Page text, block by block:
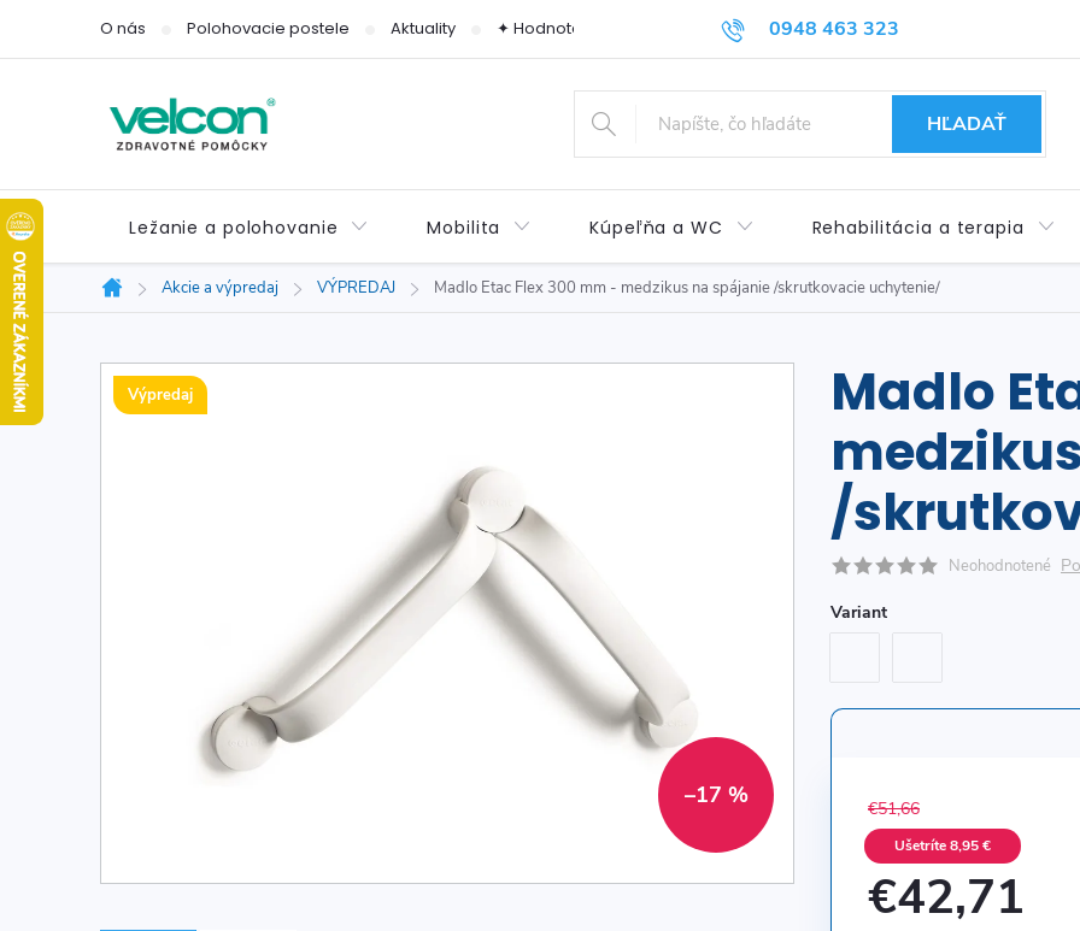
0948 463 323
O nás Polohovacie postele Aktuality ✦ Hodnotenie obchodu Príspevok pre ŤZP
HĽADAŤ
Ležanie a polohovanie Mobilita Kúpeľňa a WC Rehabilitácia a terapia
Domov
Akcie a výpredaj VÝPREDAJ Madlo Etac Flex 300 mm - medzikus na spájanie /skrutkovacie uchytenie/
Výpredaj
–17 %
Madlo
/
Neohodnotené
Variant
€51,66
Ušetríte 8,95 €
€42,71